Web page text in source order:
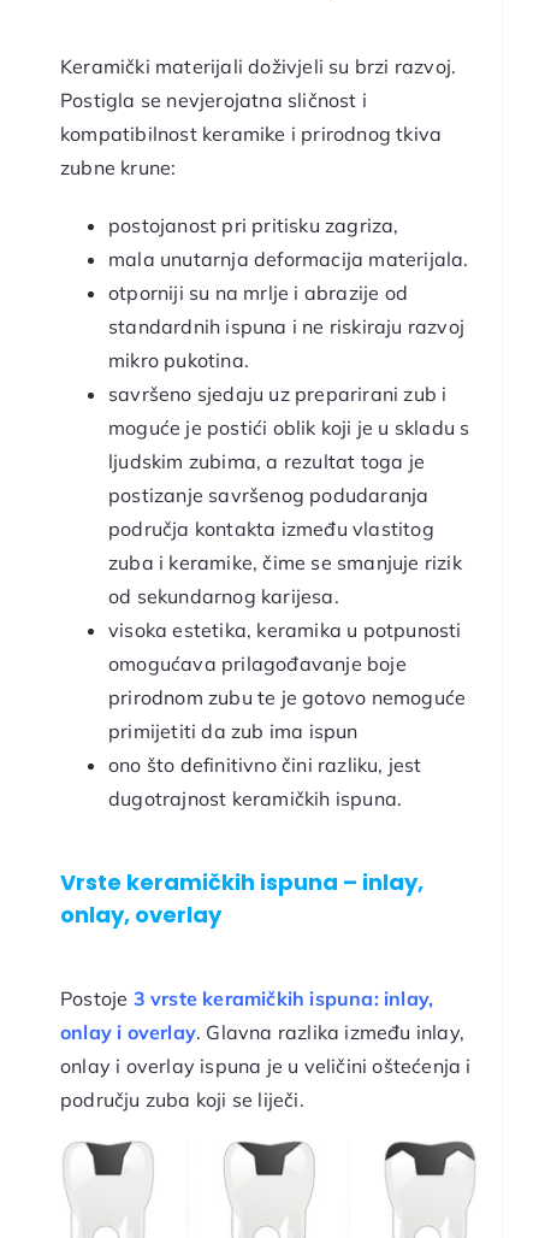
Keramički materijali doživjeli su brzi razvoj.
Postigla se nevjerojatna sličnost i
kompatibilnost keramike i prirodnog tkiva
zubne krune:
postojanost pri pritisku zagriza,
mala unutarnja deformacija materijala.
otporniji su na mrlje i abrazije od
standardnih ispuna i ne riskiraju razvoj
mikro pukotina.
savršeno sjedaju uz preparirani zub i
moguće je postići oblik koji je u skladu s
ljudskim zubima, a rezultat toga je
postizanje savršenog podudaranja
područja kontakta između vlastitog
zuba i keramike, čime se smanjuje rizik
od sekundarnog karijesa.
visoka estetika, keramika u potpunosti
omogućava prilagođavanje boje
prirodnom zubu te je gotovo nemoguće
primijetiti da zub ima ispun
ono što definitivno čini razliku, jest
dugotrajnost keramičkih ispuna.
Vrste keramičkih ispuna – inlay,
onlay, overlay
Postoje 3 vrste keramičkih ispuna: inlay,
onlay i overlay. Glavna razlika između inlay,
onlay i overlay ispuna je u veličini oštećenja i
području zuba koji se liječi.